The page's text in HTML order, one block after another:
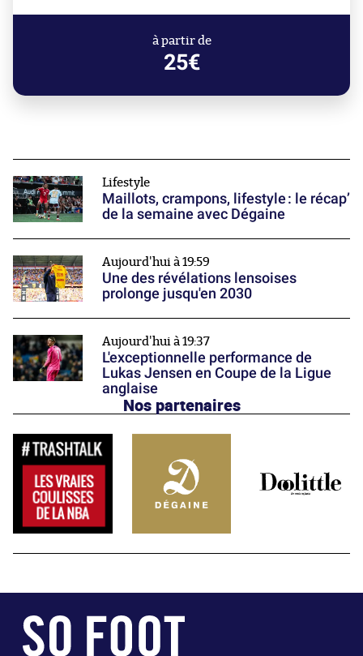
à partir de
25€
Lifestyle
Maillots, crampons, lifestyle : le récap’
de la semaine avec Dégaine
Aujourd'hui à 19:59
Une des révélations lensoises
prolonge jusqu'en 2030
Aujourd'hui à 19:37
L'exceptionnelle performance de
Lukas Jensen en Coupe de la Ligue
anglaise
Nos partenaires